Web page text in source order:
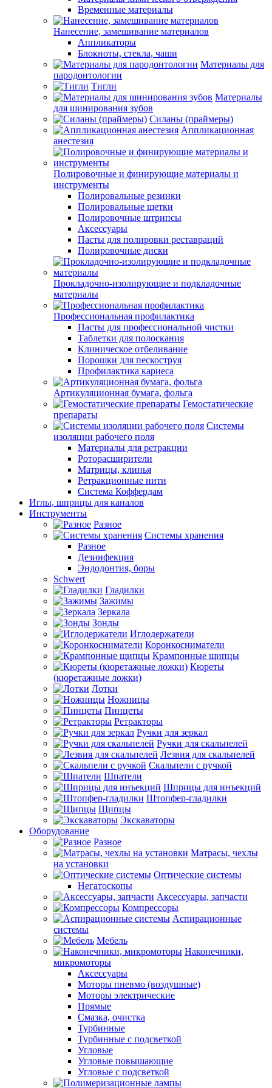
Временные материалы
Нанесение, замешивание материалов
Аппликаторы
Блокноты, стекла, чаши
Материалы для
пародонтологии
Тигли
Материалы
для шинирования зубов
Силаны (праймеры)
Аппликационная
анестезия
Полировочные и финирующие материалы и
инструменты
Полировальные резинки
Полировальные щетки
Полировочные штрипсы
Аксессуары
Пасты для полировки реставраций
Полировочные диски
Прокладочно-изолирующие и подкладочные
материалы
Профессиональная профилактика
Пасты для профессиональной чистки
Таблетки для полоскания
Клиническое отбеливание
Порошки для пескоструя
Профилактика кариеса
Артикуляционная бумага, фольга
Гемостатические
препараты
Системы
изоляции рабочего поля
Материалы для ретракции
Роторасширители
Матрицы, клинья
Ретракционные нити
Система Коффердам
Иглы, шприцы для каналов
Инструменты
Разное
Системы хранения
Разное
Дезинфекция
Эндодонтия, боры
Schwert
Гладилки
Зажимы
Зеркала
Зонды
Иглодержатели
Коронкосниматели
Крампонные щипцы
Кюреты
(кюретажные ложки)
Лотки
Ножницы
Пинцеты
Ретракторы
Ручки для зеркал
Ручки для скальпелей
Лезвия для скальпелей
Скальпели с ручкой
Шпатели
Шприцы для инъекций
Штопфер-гладилки
Щипцы
Экскаваторы
Оборудование
Разное
Матрасы, чехлы
на установки
Оптические системы
Негатоскопы
Аксессуары, запчасти
Компрессоры
Аспирационные
системы
Мебель
Наконечники,
микромоторы
Аксессуары
Моторы пневмо (воздушные)
Моторы электрические
Прямые
Смазка, очистка
Турбинные
Турбинные с подсветкой
Угловые
Угловые повышающие
Угловые с подсветкой